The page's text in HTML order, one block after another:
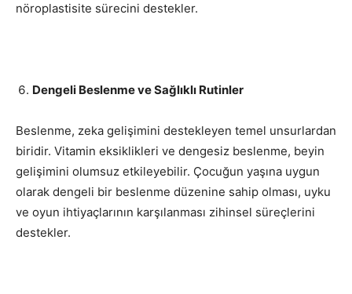
nöroplastisite sürecini destekler.
Dengeli Beslenme ve Sağlıklı Rutinler
Beslenme, zeka gelişimini destekleyen temel unsurlardan
biridir. Vitamin eksiklikleri ve dengesiz beslenme, beyin
gelişimini olumsuz etkileyebilir. Çocuğun yaşına uygun
olarak dengeli bir beslenme düzenine sahip olması, uyku
ve oyun ihtiyaçlarının karşılanması zihinsel süreçlerini
destekler.